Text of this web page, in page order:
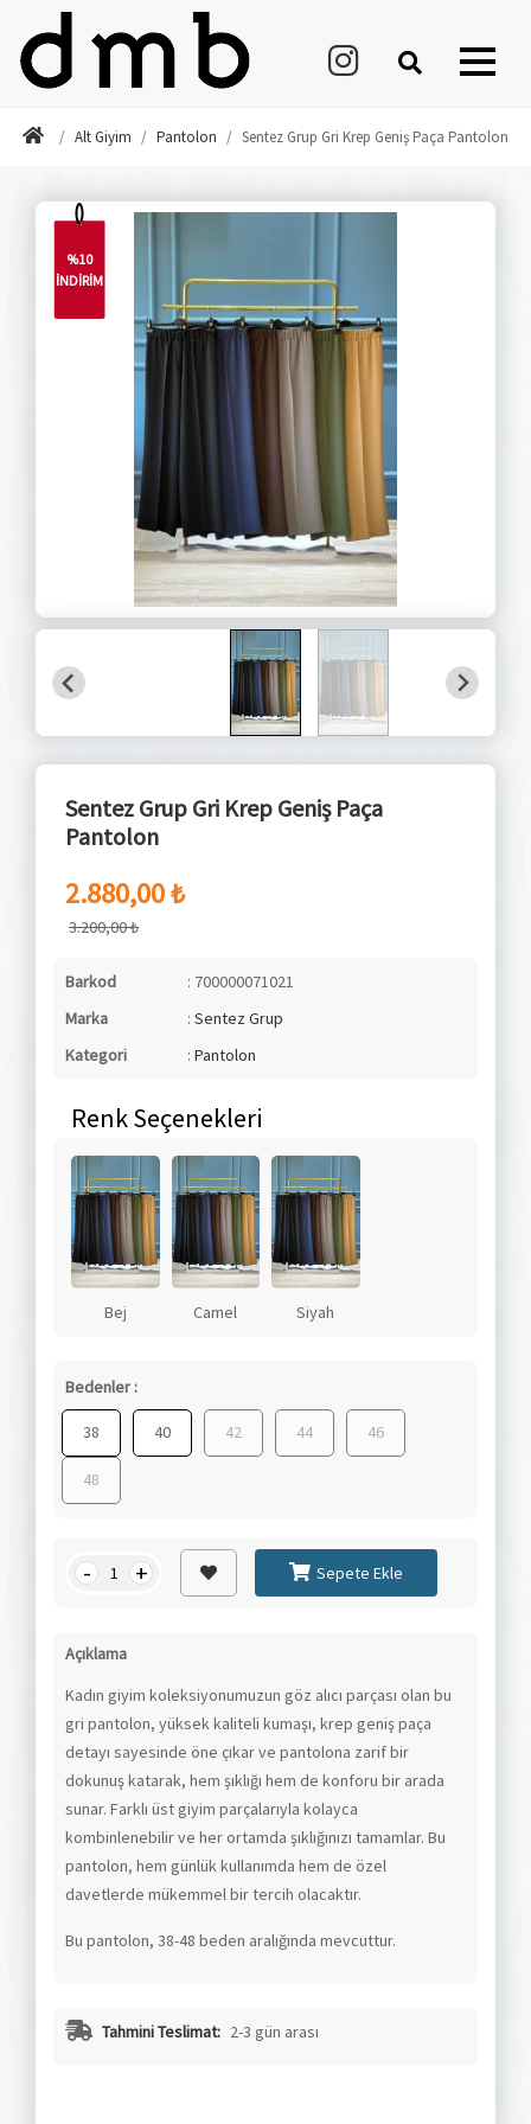
Alt Giyim Pantolon Sentez Grup Gri Krep Geniş Paça Pantolon
%10
İNDİRİM
Sentez Grup Gri Krep Geniş Paça
Pantolon
2.880,00 ₺
3.200,00 ₺
Barkod
: 700000071021
Marka
: Sentez Grup
Kategori
: Pantolon
Renk Seçenekleri
Bej Camel Siyah
Bedenler :
38 40 42 44 46
48
- + Sepete Ekle
Açıklama
Kadın giyim koleksiyonumuzun göz alıcı parçası olan bu
gri pantolon, yüksek kaliteli kumaşı, krep geniş paça
detayı sayesinde öne çıkar ve pantolona zarif bir
dokunuş katarak, hem şıklığı hem de konforu bir arada
sunar. Farklı üst giyim parçalarıyla kolayca
kombinlenebilir ve her ortamda şıklığınızı tamamlar. Bu
pantolon, hem günlük kullanımda hem de özel
davetlerde mükemmel bir tercih olacaktır.
Bu pantolon, 38-48 beden aralığında mevcuttur.
Tahmini Teslimat: 2-3 gün arası